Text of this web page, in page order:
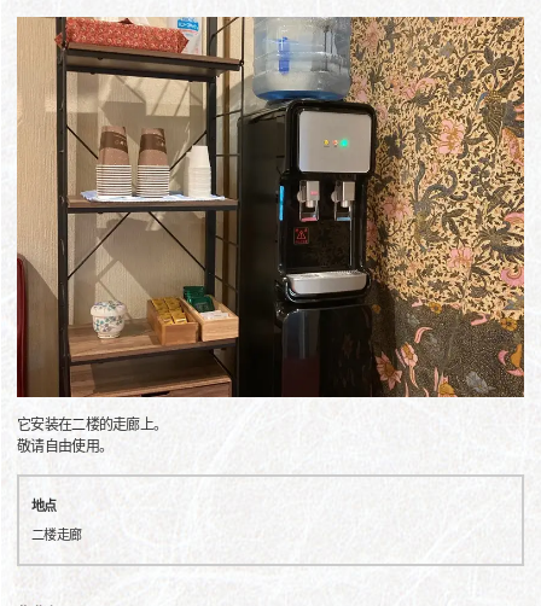
它安装在二楼的走廊上。
敬请自由使用。
地点
二楼走廊